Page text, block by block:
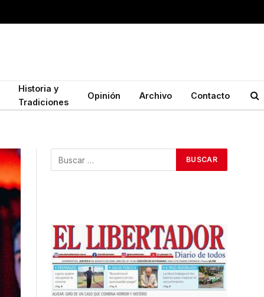
Historia y
Tradiciones
Opinión Archivo Contacto